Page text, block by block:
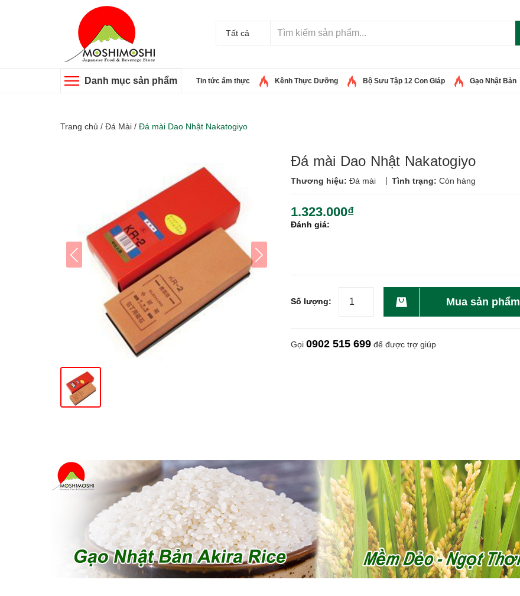
Tất cả
Danh mục sản phẩm Tin tức ẩm thực Kênh Thực Dưỡng Bộ Sưu Tập 12 Con Giáp Gạo Nhật Bản
Trang chủ / Đá Mài / Đá mài Dao Nhật Nakatogiyo
Đá mài Dao Nhật Nakatogiyo
Thương hiệu: Đá mài | Tình trạng: Còn hàng
1.323.000₫
Đánh giá:
Số lượng: Mua sản phẩm
Gọi 0902 515 699 để được trợ giúp